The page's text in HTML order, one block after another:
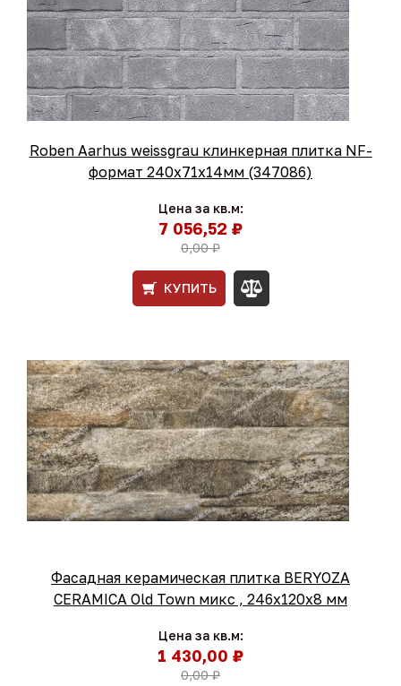
Roben Aarhus weissgrau клинкерная плитка NF-
формат 240x71x14мм (347086)
Цена за кв.м:
7 056,52 ₽
0,00 ₽
КУПИТЬ
Фасадная керамическая плитка BERYOZA
CERAMICA Old Town микс , 246х120х8 мм
Цена за кв.м:
1 430,00 ₽
0,00 ₽